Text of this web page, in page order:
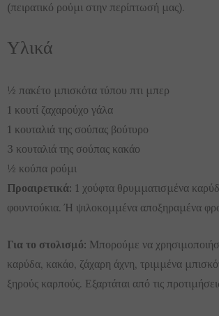
(πειρατικό ρούμι στην περίπτωσή μας).
Υλικά
½ πακέτο μπισκότα τύπου πτι μπερ
1 κουτί ζαχαρούχο γάλα
1 κουταλιά της σούπας βούτυρο
3 κουταλιά της σούπας κακάο
½ κούπα ρούμι
Προαιρετικά: 1 χούφτα θρυμματισμένα
φουντούκια. Ή ψιλοκομμένα αποξηραμένα
Για το στολισμό: Μπορούμε να
καρύδα, κακάο, ζάχαρη άχνη, τριμμένα
ξηρούς καρπούς. Εξαρτάται από τις